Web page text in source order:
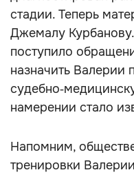
стадии. Теперь
Джемалу
поступило
назначить Валерии
намерении стало
Напомним,
тренировки